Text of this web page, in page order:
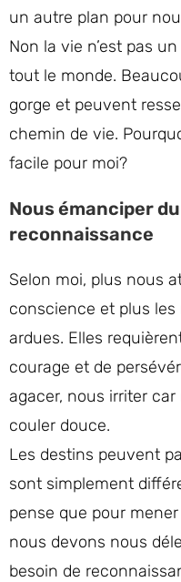
un autre plan pour
Non la vie n’est pas
tout le monde.
gorge et peuvent
chemin de vie.
facile pour moi?
Nous émanciper
reconnaissance
Selon moi, plus nous
conscience et plus les
ardues. Elles
courage et de
agacer, nous irriter
couler douce.
Les destins peuvent
sont simplement
pense que pour
nous devons nous
besoin de